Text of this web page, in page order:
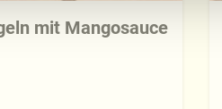
mit Mangosauce